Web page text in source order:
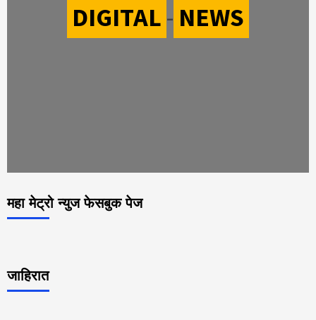
DIGITAL - NEWS
महा मेट्रो न्युज फेसबुक पेज
जाहिरात